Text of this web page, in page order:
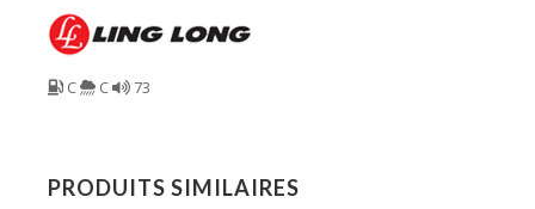
C C 73
PRODUITS SIMILAIRES